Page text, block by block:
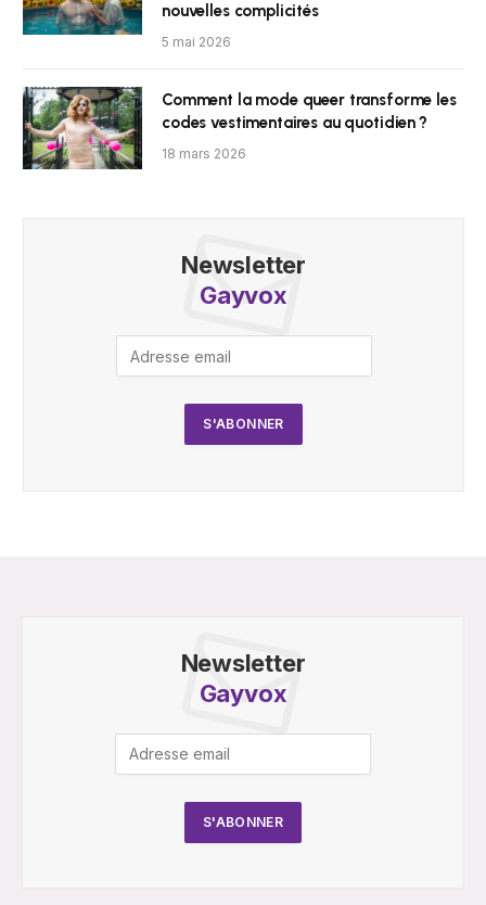
nouvelles complicités
5 mai 2026
Comment la mode queer transforme les
codes vestimentaires au quotidien ?
18 mars 2026
Newsletter
Gayvox
Newsletter
Gayvox